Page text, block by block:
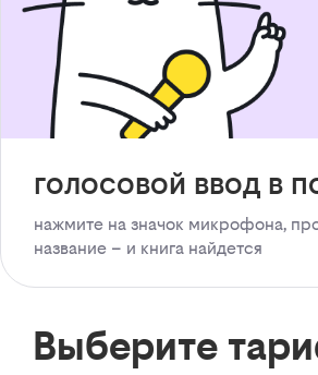
голосовой ввод в
нажмите на значок микрофона,
название – и книга найдется
Выберите